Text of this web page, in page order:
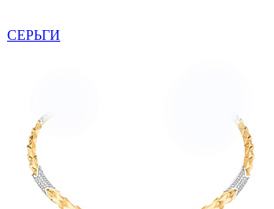
СЕРЬГИ